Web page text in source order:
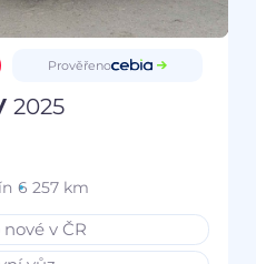
Prověřeno
2025
6 257 km
v ČR